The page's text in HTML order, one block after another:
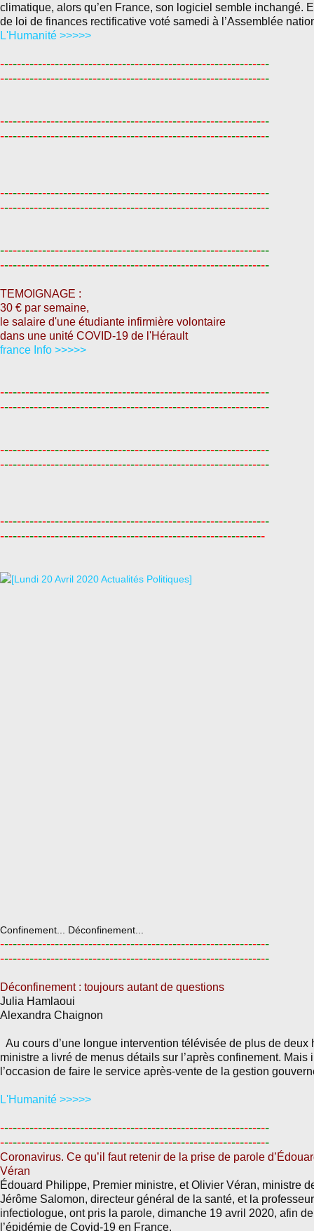
climatique, alors qu’en France, son logiciel semble inchangé.
de loi de finances rectificative voté samedi à l’Assemblée
L'Humanité >>>>>
----------------------------------------------------------------
----------------------------------------------------------------
----------------------------------------------------------------
----------------------------------------------------------------
----------------------------------------------------------------
----------------------------------------------------------------
----------------------------------------------------------------
----------------------------------------------------------------
TEMOIGNAGE :
30 € par semaine,
le salaire d'une étudiante infirmière volontaire
dans une unité COVID-19 de l'Hérault
france Info >>>>>
----------------------------------------------------------------
----------------------------------------------------------------
----------------------------------------------------------------
----------------------------------------------------------------
----------------------------------------------------------------
---------------------------------------------------------------
Confinement... Déconfinement...
----------------------------------------------------------------
----------------------------------------------------------------
Déconfinement : toujours autant de questions
Julia Hamlaoui
Alexandra Chaignon
Au cours d’une longue intervention télévisée de plus de deux
ministre a livré de menus détails sur l’après confinement. Mais
l’occasion de faire le service après-vente de la gestion
L'Humanité >>>>>
----------------------------------------------------------------
----------------------------------------------------------------
Coronavirus. Ce qu’il faut retenir de la prise de parole
Véran
Édouard Philippe, Premier ministre, et Olivier Véran, ministre
Jérôme Salomon, directeur général de la santé, et la
infectiologue, ont pris la parole, dimanche 19 avril 2020, afin
l’épidémie de Covid-19 en France.